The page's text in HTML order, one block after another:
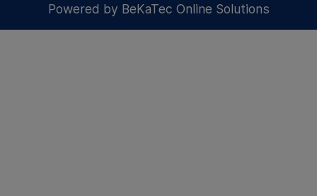
Powered by BeKaTec Online Solutions